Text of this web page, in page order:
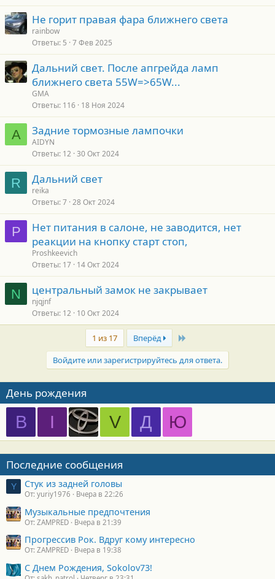
Не горит правая фара ближнего света
rainbow
Ответы 5 7 Фев 2025
Дальний свет. После апгрейда ламп
ближнего света 55W=>65W...
GMA
Ответы 116 18 Ноя 2024
A Задние тормозные лампочки
AIDYN
Ответы 12 30 Окт 2024
R Дальний свет
reika
Ответы 7 28 Окт 2024
P
Нет питания в салоне, не заводится, нет
реакции на кнопку старт стоп,
Proshkeevich
Ответы 17 14 Окт 2024
N центральный замок не закрывает
njqjnf
Ответы 12 10 Окт 2024
1 из 17 Вперёд
Войдите или зарегистрируйтесь для ответа.
День рождения
B I V Д Ю
Последние сообщения
Y Стук из задней головы
От: yuriy1976 Вчера в 22:26
Музыкальные предпочтения
От: ZAMPRED Вчера в 21:39
Прогрессив Рок. Вдруг кому интересно
От: ZAMPRED Вчера в 19:38
С Днем Рождения, Sokolov73!